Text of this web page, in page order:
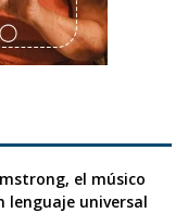
el músico
lenguaje universal